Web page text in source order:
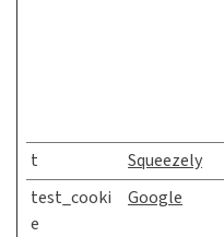
t Squeezely
test_cooki
e
Google